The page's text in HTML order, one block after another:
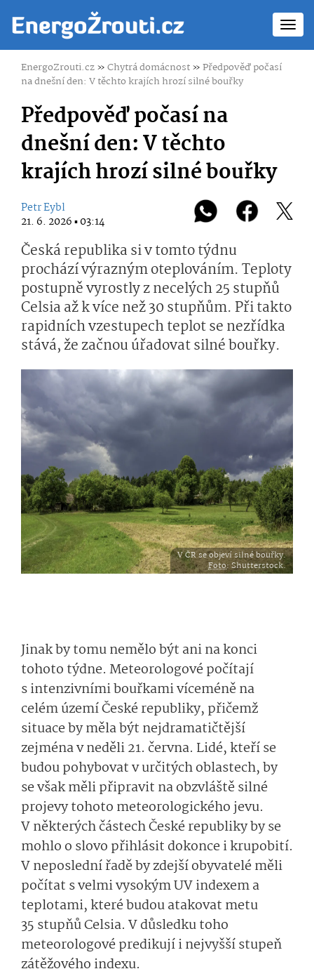
EnergoZrouti.cz»Chytrá domácnost»Předpověď počasí
na dnešní den: V těchto krajích hrozí silné bouřky
Předpověď počasí na
dnešní den: V těchto
krajích hrozí silné bouřky
Petr Eybl
21. 6. 2026 ▪ 03:14
Česká republika si v tomto týdnu
prochází výrazným oteplováním. Teploty
postupně vyrostly z necelých 25 stupňů
Celsia až k více než 30 stupňům. Při takto
rapidních vzestupech teplot se nezřídka
stává, že začnou úřadovat silné bouřky.
V ČR se objeví silné bouřky.
Foto: Shutterstock.
Jinak by tomu nemělo být ani na konci
tohoto týdne. Meteorologové počítají
s intenzivními bouřkami víceméně na
celém území České republiky, přičemž
situace by měla být nejdramatičtější
zejména v neděli 21. června. Lidé, kteří se
budou pohybovat v určitých oblastech, by
se však měli připravit na obzvláště silné
projevy tohoto meteorologického jevu.
V některých částech České republiky by se
mohlo o slovo přihlásit dokonce i krupobití.
V neposlední řadě by zdejší obyvatelé měli
počítat s velmi vysokým UV indexem a
teplotami, které budou atakovat metu
35 stupňů Celsia. V důsledku toho
meteorologové predikují i nejvyšší stupeň
zátěžového indexu.